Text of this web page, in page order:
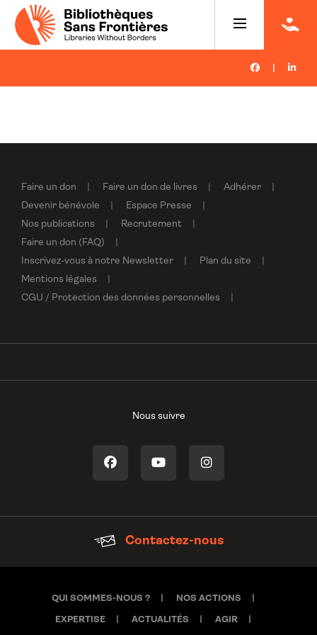
Faire un don Faire un don de livres
Adhérer
Devenir bénévole
Espace Presse
Nos publications
Recrutement
Faire un don (FAQ)
Inscrivez-vous à notre Newsletter
Plan du site
Mentions légales
CGU / Protection des données personnelles
Nous suivre
Contactez-nous
QUI SOMMES-NOUS ? NOS ACTIONS
EXPERTISE ACTUALITÉS AGIR